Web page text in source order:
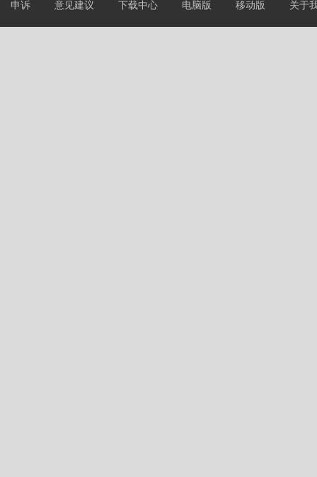
申诉 意见建议 下载中心 电脑版 移动版 关于